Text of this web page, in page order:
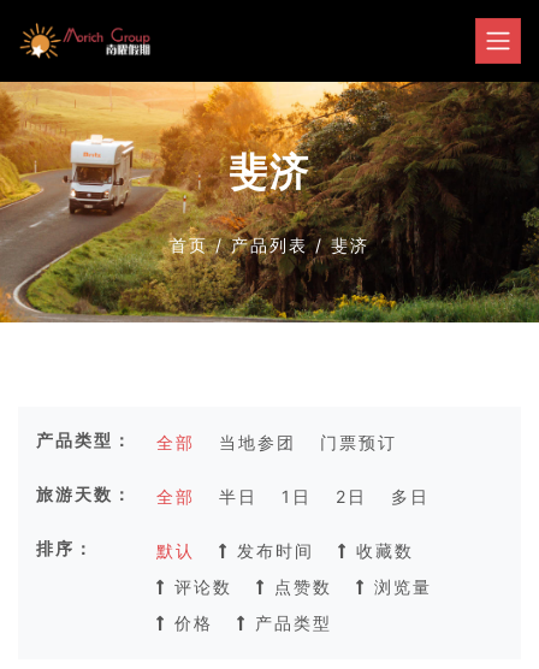
斐济
首页/产品列表/斐济
产品类型： 全部 当地参团 门票预订
旅游天数： 全部 半日 1日 2日 多日
排序： 默认 发布时间
收藏数
评论数
点赞数
浏览量
价格
产品类型